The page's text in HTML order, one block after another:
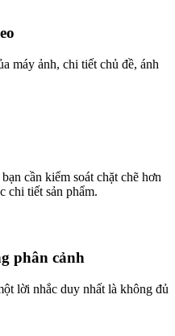
máy ảnh, chi tiết chủ đề, ánh
cần kiểm soát chặt chẽ hơn
chi tiết sản phẩm.
phân cảnh
lời nhắc duy nhất là không đủ